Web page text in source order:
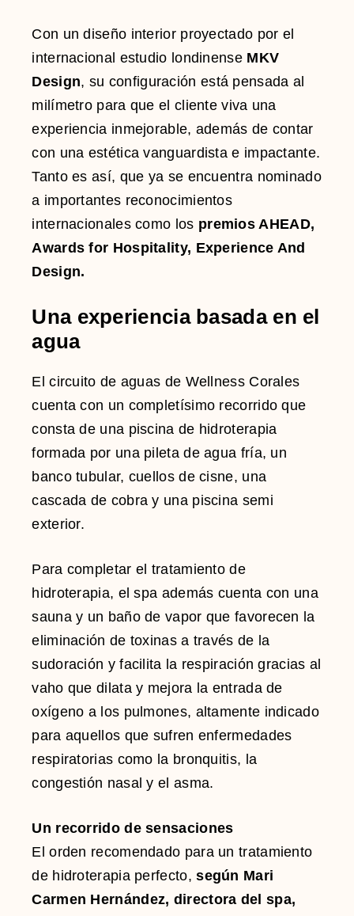
Con un diseño interior proyectado por el
internacional estudio londinense MKV
Design, su configuración está pensada al
milímetro para que el cliente viva una
experiencia inmejorable, además de contar
con una estética vanguardista e impactante.
Tanto es así, que ya se encuentra nominado
a importantes reconocimientos
internacionales como los premios AHEAD,
Awards for Hospitality, Experience And
Design.
Una experiencia basada en el
agua
El circuito de aguas de Wellness Corales
cuenta con un completísimo recorrido que
consta de una piscina de hidroterapia
formada por una pileta de agua fría, un
banco tubular, cuellos de cisne, una
cascada de cobra y una piscina semi
exterior.
Para completar el tratamiento de
hidroterapia, el spa además cuenta con una
sauna y un baño de vapor que favorecen la
eliminación de toxinas a través de la
sudoración y facilita la respiración gracias al
vaho que dilata y mejora la entrada de
oxígeno a los pulmones, altamente indicado
para aquellos que sufren enfermedades
respiratorias como la bronquitis, la
congestión nasal y el asma.
Un recorrido de sensaciones
El orden recomendado para un tratamiento
de hidroterapia perfecto,según Mari
Carmen Hernández, directora del spa,